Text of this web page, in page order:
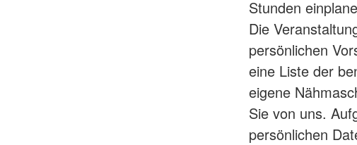
Stunden
Die
persönlichen
eine Liste der
eigene
Sie von uns.
persönlichen